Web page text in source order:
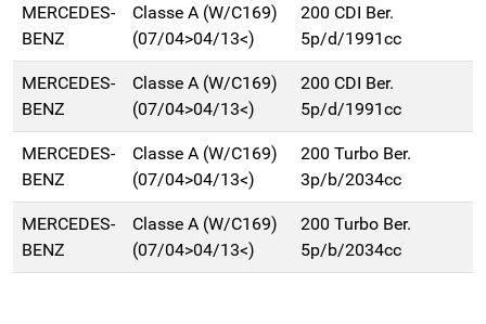
MERCEDES-
BENZ
Classe A (W/C169)
(07/04>04/13<)
200 CDI Ber.
5p/d/1991cc
MERCEDES-
BENZ
Classe A (W/C169)
(07/04>04/13<)
200 CDI Ber.
5p/d/1991cc
MERCEDES-
BENZ
Classe A (W/C169)
(07/04>04/13<)
200 Turbo Ber.
3p/b/2034cc
MERCEDES-
BENZ
Classe A (W/C169)
(07/04>04/13<)
200 Turbo Ber.
5p/b/2034cc